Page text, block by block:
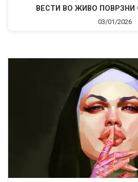
ВЕСТИ ВО ЖИВО ПОВРЗНИ
03/01/2026